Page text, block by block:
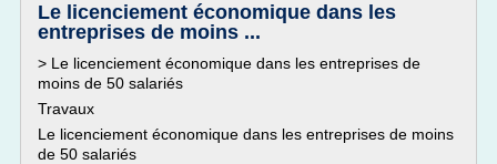
Le licenciement économique dans les
entreprises de moins ...
> Le licenciement économique dans les entreprises de
moins de 50 salariés
Travaux
Le licenciement économique dans les entreprises de moins
de 50 salariés